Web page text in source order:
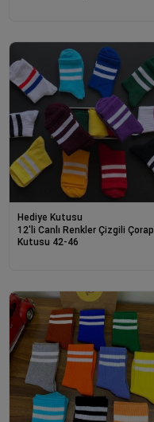
Hediye Kutusu
12'li Canlı Renkler Çizgili Çorap
Kutusu 42-46